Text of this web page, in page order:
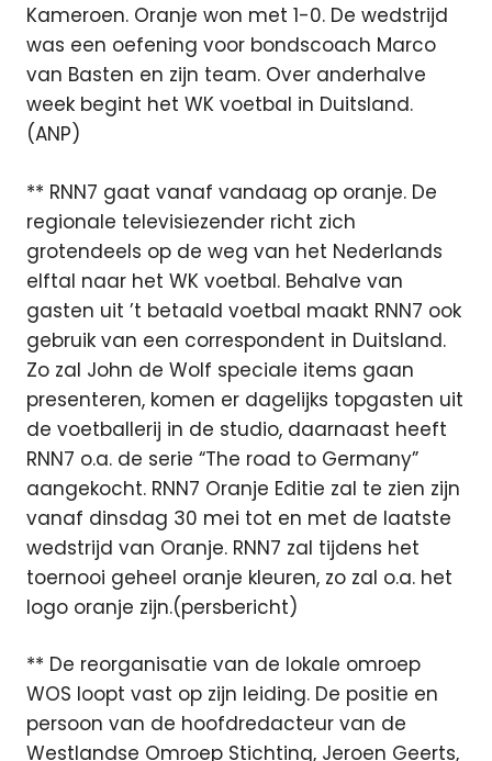
Kameroen. Oranje won met 1-0. De wedstrijd
was een oefening voor bondscoach Marco
van Basten en zijn team. Over anderhalve
week begint het WK voetbal in Duitsland.
(ANP)
** RNN7 gaat vanaf vandaag op oranje. De
regionale televisiezender richt zich
grotendeels op de weg van het Nederlands
elftal naar het WK voetbal. Behalve van
gasten uit ’t betaald voetbal maakt RNN7 ook
gebruik van een correspondent in Duitsland.
Zo zal John de Wolf speciale items gaan
presenteren, komen er dagelijks topgasten uit
de voetballerij in de studio, daarnaast heeft
RNN7 o.a. de serie “The road to Germany”
aangekocht. RNN7 Oranje Editie zal te zien zijn
vanaf dinsdag 30 mei tot en met de laatste
wedstrijd van Oranje. RNN7 zal tijdens het
toernooi geheel oranje kleuren, zo zal o.a. het
logo oranje zijn.(persbericht)
** De reorganisatie van de lokale omroep
WOS loopt vast op zijn leiding. De positie en
persoon van de hoofdredacteur van de
Westlandse Omroep Stichting, Jeroen Geerts,